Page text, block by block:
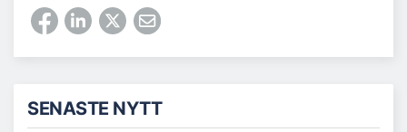
SENASTE NYTT